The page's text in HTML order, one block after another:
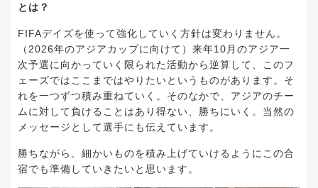
とは？
FIFAデイズを使って強化していく方針は変わりません。
（2026年のアジアカップに向けて）来年10月のアジア一
次予選に向かっていく限られた活動から逆算して、このフ
ェーズではここまではやりたいというものがあります。そ
れを一つずつ積み重ねていく。そのなかで、アジアのチー
ムに対して負けることはあり得ない、勝ちにいく。当然の
メッセージとして選手にも伝えています。
勝ちながら、細かいものを積み上げていけるようにこの合
宿でも準備していきたいと思います。